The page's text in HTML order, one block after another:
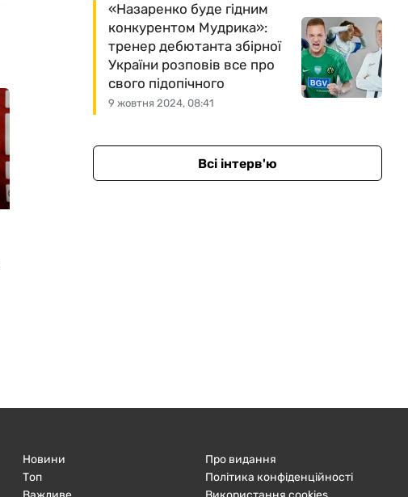
9 жовтня 2024, 08:41
«Назаренко буде гідним
конкурентом Мудрика»:
тренер дебютанта збірної
України розповів все про
свого підопічного
Всі інтерв'ю
Новини
Топ
Про видання
Політика конфіденційності